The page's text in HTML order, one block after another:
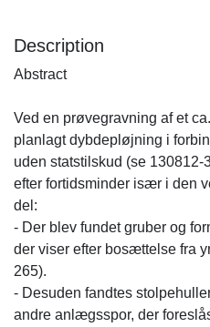
Description
Abstract
Ved en prøvegravning af et
planlagt dybdepløjning i
uden statstilskud (se
efter fortidsminder især i den
del:
- Der blev fundet gruber og
der viser efter bosættelse fra
265).
- Desuden fandtes
andre anlægsspor, der